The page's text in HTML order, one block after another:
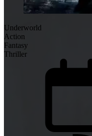
Underworld
Action
Fantasy
Thriller